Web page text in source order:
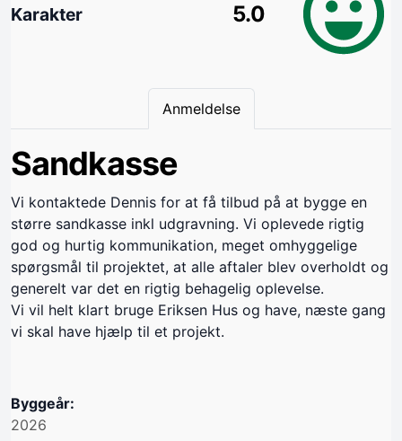
Karakter 5.0
Anmeldelse
Sandkasse
Vi kontaktede Dennis for at få tilbud på at bygge en
større sandkasse inkl udgravning. Vi oplevede rigtig
god og hurtig kommunikation, meget omhyggelige
spørgsmål til projektet, at alle aftaler blev overholdt og
generelt var det en rigtig behagelig oplevelse.
Vi vil helt klart bruge Eriksen Hus og have, næste gang
vi skal have hjælp til et projekt.
Byggeår:
2026